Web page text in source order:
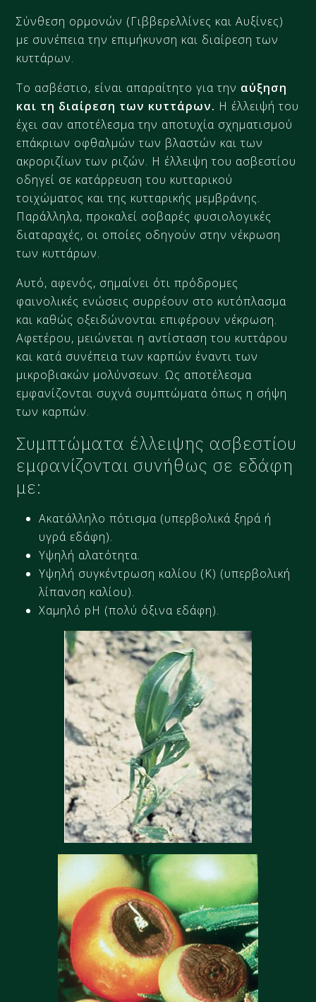
Σύνθεση ορμονών (Γιββερελλίνες και Αυξίνες)
με συνέπεια την επιμήκυνση και διαίρεση των
κυττάρων.
Το ασβέστιο, είναι απαραίτητο για την αύξηση
και τη διαίρεση των κυττάρων. Η έλλειψή του
έχει σαν αποτέλεσμα την αποτυχία σχηματισμού
επάκριων οφθαλμών των βλαστών και των
ακροριζίων των ριζών. Η έλλειψη του ασβεστίου
οδηγεί σε κατάρρευση του κυτταρικού
τοιχώματος και της κυτταρικής μεμβράνης.
Παράλληλα, προκαλεί σοβαρές φυσιολογικές
διαταραχές, οι οποίες οδηγούν στην νέκρωση
των κυττάρων.
Αυτό, αφενός, σημαίνει ότι πρόδρομες
φαινολικές ενώσεις συρρέουν στο κυτόπλασμα
και καθώς οξειδώνονται επιφέρουν νέκρωση.
Αφετέρου, μειώνεται η αντίσταση του κυττάρου
και κατά συνέπεια των καρπών έναντι των
μικροβιακών μολύνσεων. Ως αποτέλεσμα
εμφανίζονται συχνά συμπτώματα όπως η σήψη
των καρπών.
Συμπτώματα έλλειψης ασβεστίου
εμφανίζονται συνήθως σε εδάφη
με:
Ακατάλληλο πότισμα (υπερβολικά ξηρά ή
υγρά εδάφη).
Υψηλή αλατότητα.
Υψηλή συγκέντρωση καλίου (Κ) (υπερβολική
λίπανση καλίου).
Χαμηλό pH (πολύ όξινα εδάφη).